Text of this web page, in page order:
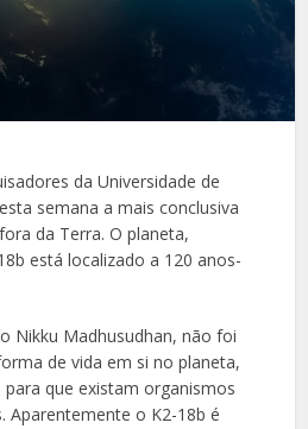
da Universidade de
semana a mais conclusiva
da Terra. O planeta,
está localizado a 120 anos-
Nikku Madhusudhan, não foi
de vida em si no planeta,
que existam organismos
Aparentemente o K2-18b é